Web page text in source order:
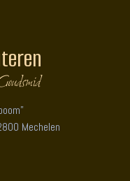
Mechelen